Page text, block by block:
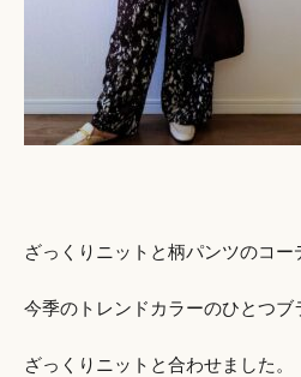
ざっくりニットと柄パンツのコー
今季のトレンドカラーのひとつブ
ざっくりニットと合わせました。